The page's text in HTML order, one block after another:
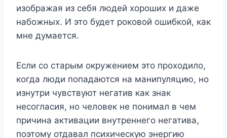
изображая из себя людей хороших и даже
набожных. И это будет роковой ошибкой, как
мне думается.
Если со старым окружением это проходило,
когда люди попадаются на манипуляцию, но
изнутри чувствуют негатив как знак
несогласия, но человек не понимал в чем
причина активации внутреннего негатива,
поэтому отдавал психическую энергию